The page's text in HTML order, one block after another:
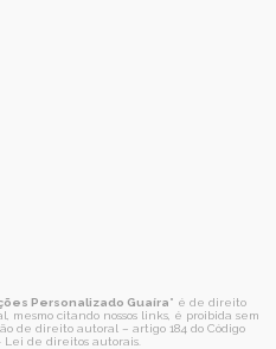
Personalizado Guaíra" é de direito
mesmo citando nossos links, é proibida sem
de direito autoral – artigo 184 do Código
Lei de direitos autorais